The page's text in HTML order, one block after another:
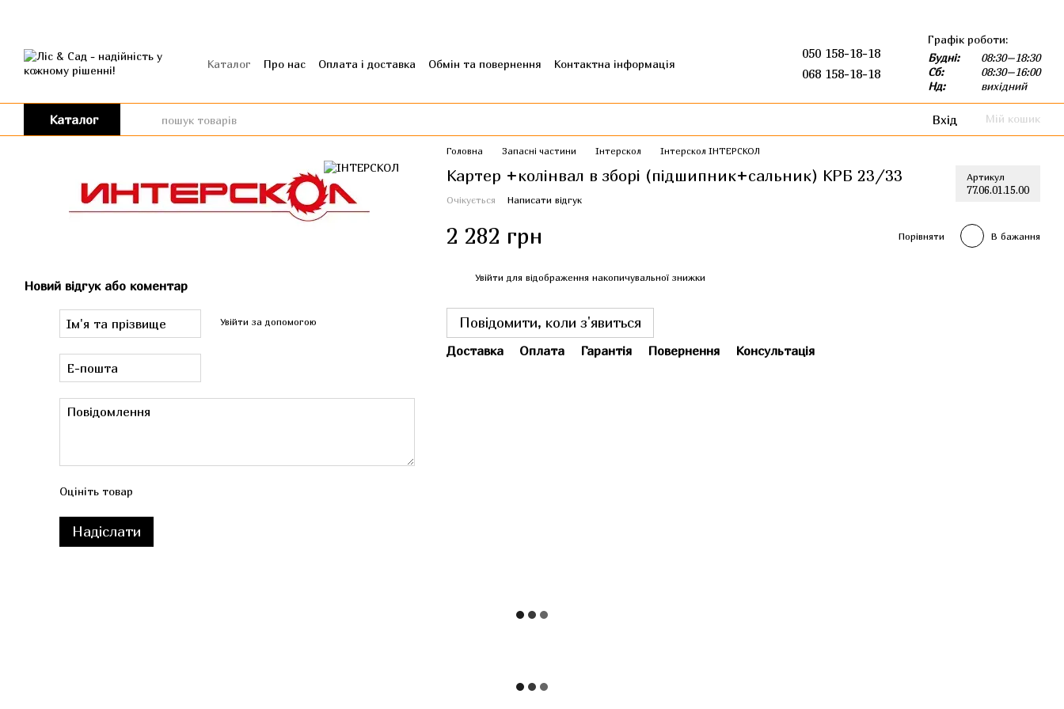
Каталог Про нас Оплата і доставка Обмін та повернення
Контактна інформація
050 158-18-18
068 158-18-18
Графік роботи:
Будні:
08:30–18:30
Сб:
08:30–16:00
Нд:
вихідний
Каталог Вхід Мій кошик
Новий відгук або коментар
Увійти за допомогою
Оцініть товар
Надіслати
Головна Запасні частини Інтерскол Інтерскол ІНТЕРСКОЛ
Картер +колінвал в зборі (підшипник+сальник) КРБ 23/33 Артикул
77.06.01.15.00
Очікується Написати відгук
2 282 грн Порівняти В бажання
Увійти для відображення накопичувальної знижки
Повідомити, коли з'явиться
Доставка Оплата Гарантія Повернення Консультація